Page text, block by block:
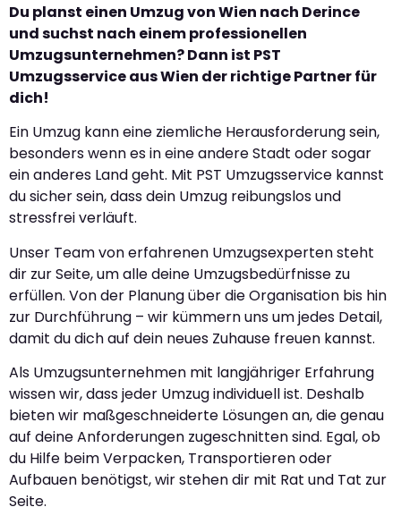
Du planst einen Umzug von Wien nach Derince
und suchst nach einem professionellen
Umzugsunternehmen? Dann ist PST
Umzugsservice aus Wien der richtige Partner für
dich!
Ein Umzug kann eine ziemliche Herausforderung sein,
besonders wenn es in eine andere Stadt oder sogar
ein anderes Land geht. Mit PST Umzugsservice kannst
du sicher sein, dass dein Umzug reibungslos und
stressfrei verläuft.
Unser Team von erfahrenen Umzugsexperten steht
dir zur Seite, um alle deine Umzugsbedürfnisse zu
erfüllen. Von der Planung über die Organisation bis hin
zur Durchführung – wir kümmern uns um jedes Detail,
damit du dich auf dein neues Zuhause freuen kannst.
Als Umzugsunternehmen mit langjähriger Erfahrung
wissen wir, dass jeder Umzug individuell ist. Deshalb
bieten wir maßgeschneiderte Lösungen an, die genau
auf deine Anforderungen zugeschnitten sind. Egal, ob
du Hilfe beim Verpacken, Transportieren oder
Aufbauen benötigst, wir stehen dir mit Rat und Tat zur
Seite.